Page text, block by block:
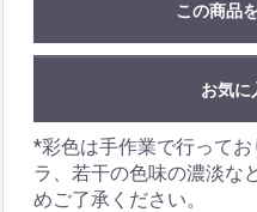
この商品
お気に
*彩色は手作業で行って
ラ、若干の色味の濃淡な
めご了承ください。